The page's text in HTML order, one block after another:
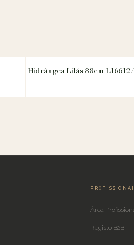
Hidrângea Lilás 88cm
Área
Registo B2B